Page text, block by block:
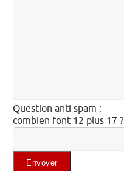
Question anti spam :
combien font 12 plus 17 ?